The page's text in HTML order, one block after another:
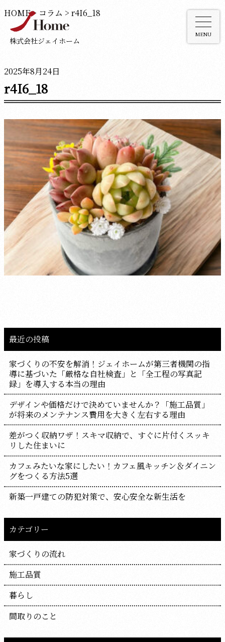
株式会社ジェイホーム
MENU
HOME> コラム > r4I6_18
2025年8月24日
r4I6_18
最近の投稿
家づくりの不安を解消！ジェイホームが第三者機関の指
導に基づいた「厳格な自社検査」と「全工程の写真記
録」を導入する本当の理由
デザインや価格だけで決めていませんか？「施工品質」
が将来のメンテナンス費用を大きく左右する理由
差がつく収納ワザ！スキマ収納で、すぐに片付くスッキ
リした住まいに
カフェみたいな家にしたい！カフェ風キッチン＆ダイニン
グをつくる方法5選
新築一戸建ての防犯対策で、安心安全な新生活を
カテゴリー
家づくりの流れ
施工品質
暮らし
間取りのこと